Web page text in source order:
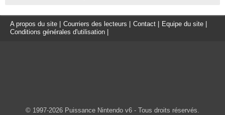
A propos du site Courriers des lecteurs Contact Equipe du site
Conditions générales d'utilisation
© 1997-2026 Puissance Nintendo v6 - Tous droits réservés.